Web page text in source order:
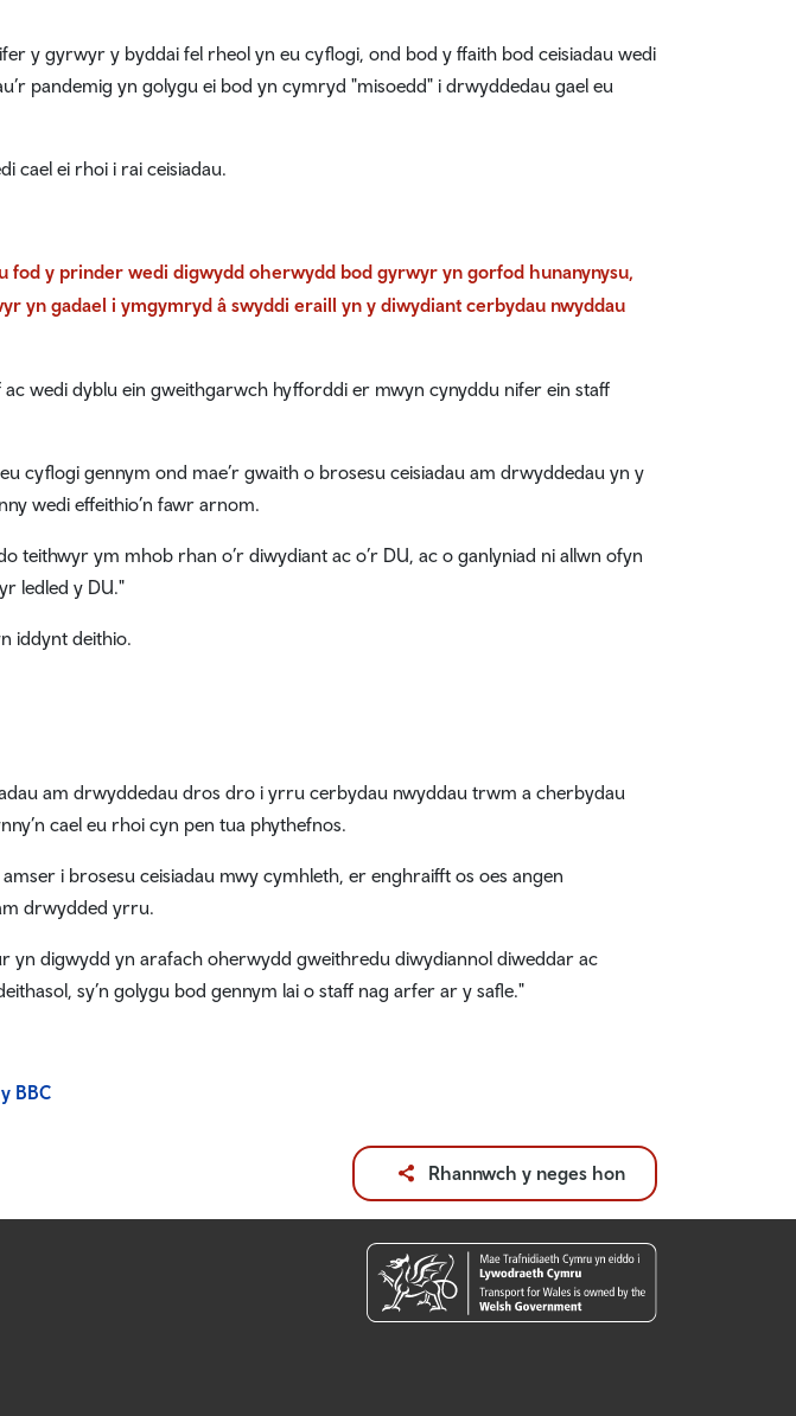
y gyrwyr y byddai fel rheol yn eu cyflogi, ond bod y ffaith bod ceisiadau wedi
pandemig yn golygu ei bod yn cymryd "misoedd" i drwyddedau gael eu
cael ei rhoi i rai ceisiadau.
fod y prinder wedi digwydd oherwydd bod gyrwyr yn gorfod hunanynysu,
yn gadael i ymgymryd â swyddi eraill yn y diwydiant cerbydau nwyddau
wedi dyblu ein gweithgarwch hyfforddi er mwyn cynyddu nifer ein staff
cyflogi gennym ond mae’r gwaith o brosesu ceisiadau am drwyddedau yn y
wedi effeithio’n fawr arnom.
teithwyr ym mhob rhan o’r diwydiant ac o’r DU, ac o ganlyniad ni allwn ofyn
ledled y DU."
iddynt deithio.
am drwyddedau dros dro i yrru cerbydau nwyddau trwm a cherbydau
cael eu rhoi cyn pen tua phythefnos.
i brosesu ceisiadau mwy cymhleth, er enghraifft os oes angen
drwydded yrru.
yn digwydd yn arafach oherwydd gweithredu diwydiannol diweddar ac
sy’n golygu bod gennym lai o staff nag arfer ar y safle."
BBC
Rhannwch y neges hon